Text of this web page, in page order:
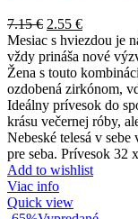
7.15€ 2.55 €
Mesiac s hviezdou je
vždy prináša nové
Žena s touto
ozdobená zirkónom,
Ideálny prívesok do
krásu večernej róby,
Nebeské telesá v
pre seba. Prívesok 32
Add to wishlist
Viac info
Quick view